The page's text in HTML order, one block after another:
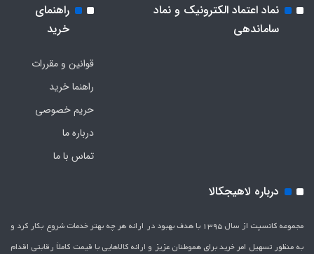
نماد اعتماد الکترونیک و نماد
ساماندهی
راهنمای
خرید
قوانین و مقررات
راهنما خرید
حریم خصوصی
درباره ما
تماس با ما
درباره لاهیجکالا
مجموعه کانسپت از سال 1395 با هدف بهبود در ارائه هر چه بهتر خدمات شروع بکار کرد و
به منظور تسهیل امر خرید برای هموطنان عزیز و ارائه کالاهایی با قیمت کاملاَ رقابتی اقدام